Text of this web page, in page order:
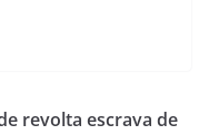
revolta escrava de